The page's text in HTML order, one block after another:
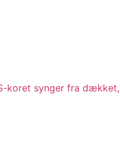
koret synger fra